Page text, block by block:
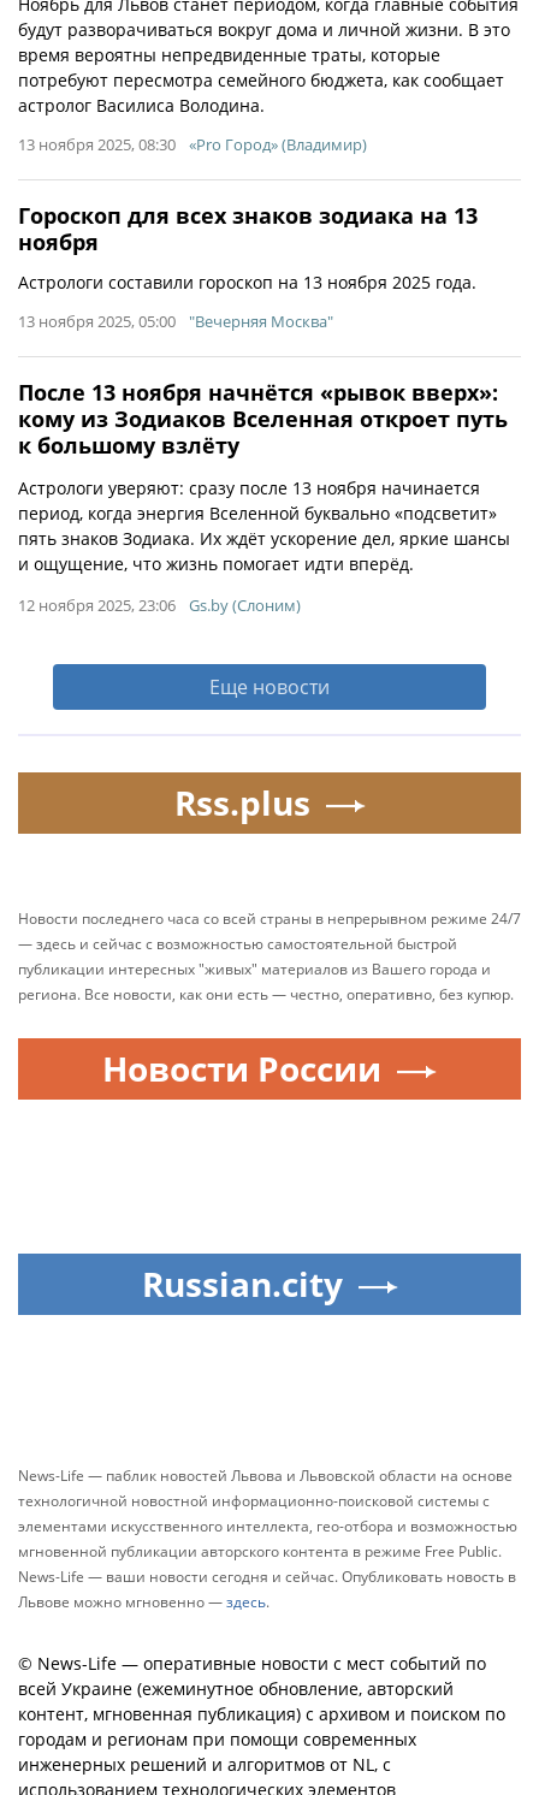
будут разворачиваться вокруг дома и личной жизни. В это
время вероятны непредвиденные траты, которые
потребуют пересмотра семейного бюджета, как сообщает
астролог Василиса Володина.
13 ноября 2025, 08:30 «Pro Город» (Владимир)
Гороскоп для всех знаков зодиака на 13
ноября
Астрологи составили гороскоп на 13 ноября 2025 года.
13 ноября 2025, 05:00 "Вечерняя Москва"
После 13 ноября начнётся «рывок вверх»:
кому из Зодиаков Вселенная откроет путь
к большому взлёту
Астрологи уверяют: сразу после 13 ноября начинается
период, когда энергия Вселенной буквально «подсветит»
пять знаков Зодиака. Их ждёт ускорение дел, яркие шансы
и ощущение, что жизнь помогает идти вперёд.
12 ноября 2025, 23:06 Gs.by (Слоним)
Еще новости
Rss.plus
Новости последнего часа со всей страны в непрерывном режиме 24/7
— здесь и сейчас с возможностью самостоятельной быстрой
публикации интересных "живых" материалов из Вашего города и
региона. Все новости, как они есть — честно, оперативно, без купюр.
Новости России
Russian.city
News-Life — паблик новостей Львова и Львовской области на основе
технологичной новостной информационно-поисковой системы с
элементами искусственного интеллекта, гео-отбора и возможностью
мгновенной публикации авторского контента в режиме Free Public.
News-Life — ваши новости сегодня и сейчас. Опубликовать новость в
Львове можно мгновенно —здесь.
© News-Life — оперативные новости с мест событий по
всей Украине (ежеминутное обновление, авторский
контент, мгновенная публикация) с архивом и поиском по
городам и регионам при помощи современных
инженерных решений и алгоритмов от NL, с
использованием технологических элементов